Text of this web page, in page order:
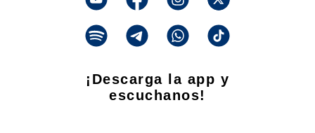
¡Descarga la app y
escuchanos!